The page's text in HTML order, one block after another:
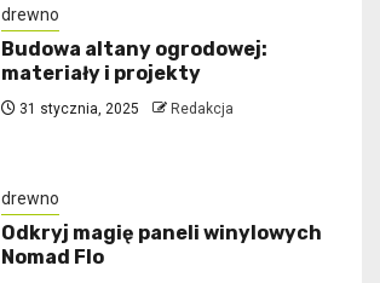
drewno
Budowa altany ogrodowej:
materiały i projekty
31 stycznia, 2025 Redakcja
drewno
Odkryj magię paneli winylowych
Nomad Flo